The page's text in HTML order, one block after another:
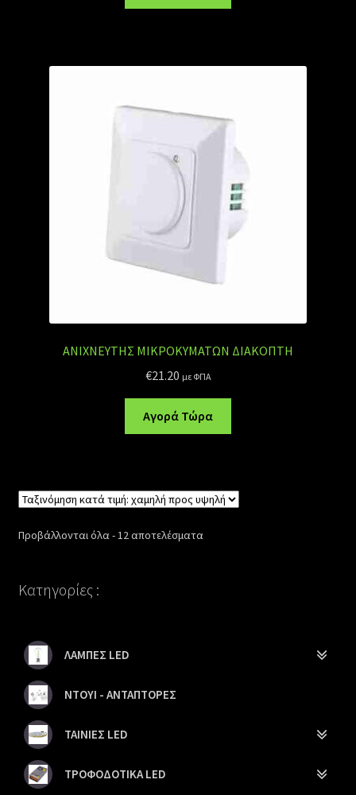
ΑΝΙΧΝΕΥΤΗΣ ΜΙΚΡΟΚΥΜΑΤΩΝ ΔΙΑΚΟΠΤΗ
€21.20 με ΦΠΑ
Αγορά Τώρα
Προβάλλονται όλα - 12 αποτελέσματαSorted
Κατηγορίες :
ΛΑΜΠΕΣ LED
ΝΤΟΥΙ - ΑΝΤΑΠΤΟΡΕΣ
ΤΑΙΝΙΕΣ LED
ΤΡΟΦΟΔΟΤΙΚΑ LED